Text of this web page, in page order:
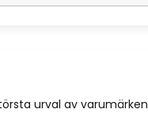
urval av varumärken